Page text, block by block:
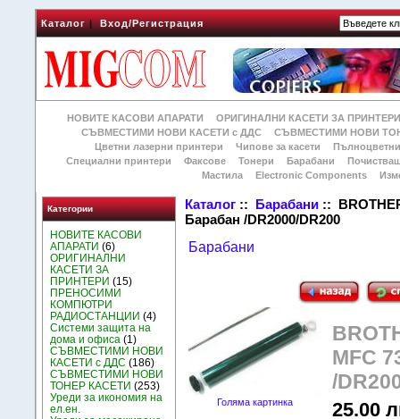
Каталог|Вход/Регистрация
НОВИТЕ КАСОВИ АПАРАТИ
ОРИГИНАЛНИ КАСЕТИ ЗА
СЪВМЕСТИМИ НОВИ КАСЕТИ с ДДС
СЪВМЕСТИМИ НОВИ
Цветни лазерни принтери
Чипове за касети
Специални принтери
Факсове Тонери Барабани
Мастила
Electronic Components
Категории
НОВИТЕ КАСОВИ
АПАРАТИ (6)
ОРИГИНАЛНИ
КАСЕТИ ЗА
ПРИНТЕРИ (15)
ПРЕНОСИМИ
КОМПЮТРИ
РАДИОСТАНЦИИ (4)
Системи защита на
дома и офиса (1)
СЪВМЕСТИМИ НОВИ
КАСЕТИ с ДДС (186)
СЪВМЕСТИМИ НОВИ
ТОНЕР КАСЕТИ (253)
Уреди за икономия на
ел.ен.
Каталог :: Барабани ::
Барабан /DR2000/DR200
Барабани
Голяма картинка
MFC
/
25.00